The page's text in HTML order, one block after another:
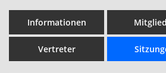
Informationen
Vertreter